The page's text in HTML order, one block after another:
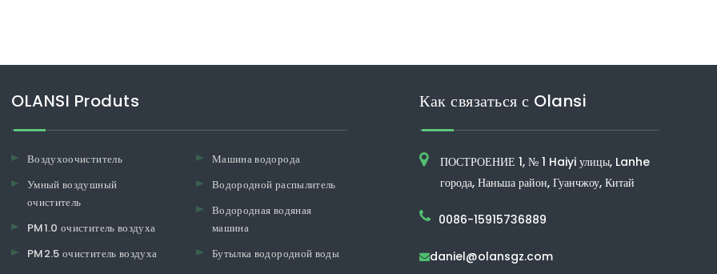
OLANSI Produts
Воздухоочиститель
Умный воздушный
очиститель
PM1.0 очиститель воздуха
PM2.5 очиститель воздуха
Машина водорода
Водородной распылитель
Водородная водяная
машина
Бутылка водородной воды
Как связаться с Olansi
ПОСТРОЕНИЕ 1, № 1 Haiyi улицы, Lanhe
города, Наньша район, Гуанчжоу, Китай
0086-15915736889
daniel@olansgz.com